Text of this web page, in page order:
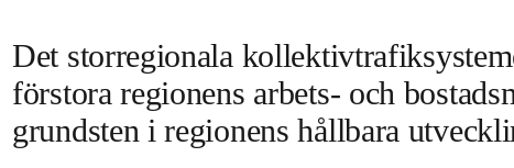
Det storregionala
förstora regionens arbets- och
grundsten i regionens hållbara